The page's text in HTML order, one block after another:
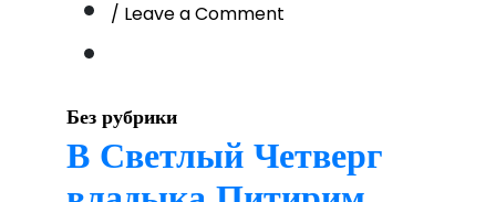
/ Leave a CommentПрестольный
Божией
Без рубрики
В Светлый Четверг